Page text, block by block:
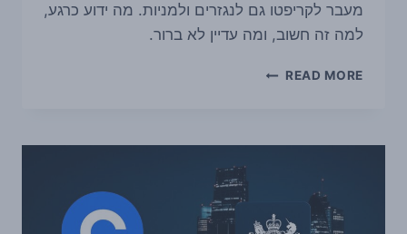
מעבר לקריפטו גם לנגזרים ולמניות. מה ידוע כרגע,
למה זה חשוב, ומה עדיין לא ברור.
READ MORE
COINBASE
שיכול
לנגזרים